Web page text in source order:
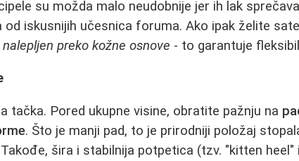
su možda malo neudobnije jer ih lak
od iskusnijih učesnica foruma. Ako ipak želite
nalepljen preko kožne osnove - to garantuje
tačka. Pored ukupne visine, obratite pažnju na
. Što je manji pad, to je prirodniji položaj
šira i stabilnija potpetica (tzv. "kitten heel"